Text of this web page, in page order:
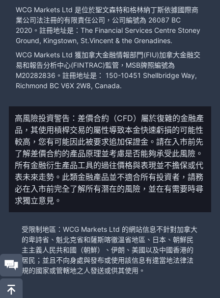
WCG Markets Ltd 是位於聖文森特和格林納丁斯依據國際商
業公司法注冊的有限責任公司，公司編號為 26087 BC
2020。註冊地址是：The Financial Services Centre Stoney
Ground, Kingstown, St.Vincent & the Grenadines.
WCG Markets Ltd 獲加拿大金融情報部門(FIU)加拿大金融交
易和報告分析中心(FINTRAC)監管，MSB牌照編號為
M20282836。註冊地址是： 150-10451 Shellbridge Way,
Richmond BC V6X 2W8, Canada.
高風險投資警告：差價合約（CFD）屬於復雜的金融產
品，其使用槓桿交易的屬性導致本金快速虧損的可能性
較高，您有可能因此被要求追加保證金。請在入市前先
了解差價合約的產品原理並考慮是否能夠承受此風險。
所有金融衍生產品工具的過往價格與表現並不擔保或代
表未來走勢。此類金融產品並不適合所有投資者，請務
必在入市前完全了解所有潛在的風險，並在有需要時尋
求獨立意見。
受限制地區：WCG Markets Ltd 的網站信息不針對加拿大
的卑詩省、魁北克省和薩斯喀徹溫省地區、日本、朝鮮民
主主義人民共和國（朝鮮）、伊朗、美國以及中國香港的
居民；並且不向身處與發布或使用該信息有違當地法律法
規的國家或管轄地之人發送或供其使用。